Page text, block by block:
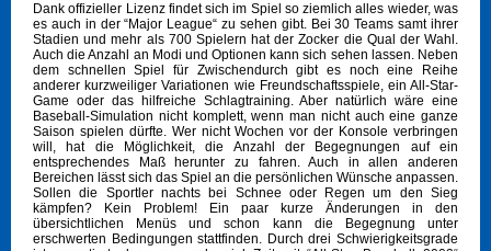
Dank offizieller Lizenz findet sich im Spiel so ziemlich alles wieder, was
es auch in der “Major League“ zu sehen gibt. Bei 30 Teams samt ihrer
Stadien und mehr als 700 Spielern hat der Zocker die Qual der Wahl.
Auch die Anzahl an Modi und Optionen kann sich sehen lassen. Neben
dem schnellen Spiel für Zwischendurch gibt es noch eine Reihe
anderer kurzweiliger Variationen wie Freundschaftsspiele, ein All-Star-
Game oder das hilfreiche Schlagtraining. Aber natürlich wäre eine
Baseball-Simulation nicht komplett, wenn man nicht auch eine ganze
Saison spielen dürfte. Wer nicht Wochen vor der Konsole verbringen
will, hat die Möglichkeit, die Anzahl der Begegnungen auf ein
entsprechendes Maß herunter zu fahren. Auch in allen anderen
Bereichen lässt sich das Spiel an die persönlichen Wünsche anpassen.
Sollen die Sportler nachts bei Schnee oder Regen um den Sieg
kämpfen? Kein Problem! Ein paar kurze Änderungen in den
übersichtlichen Menüs und schon kann die Begegnung unter
erschwerten Bedingungen stattfinden. Durch drei Schwierigkeitsgrade